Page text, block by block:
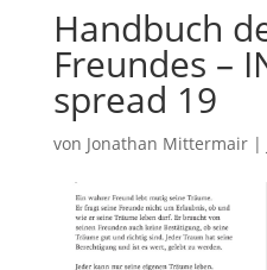
Handbuch
Freundes –
spread 19
von Jonathan Mittermair|